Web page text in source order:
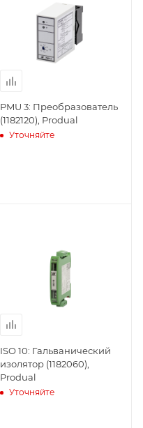
PMU 3: Преобразователь
(1182120), Produal
Уточняйте
ISO 10: Гальванический
изолятор (1182060),
Produal
Уточняйте